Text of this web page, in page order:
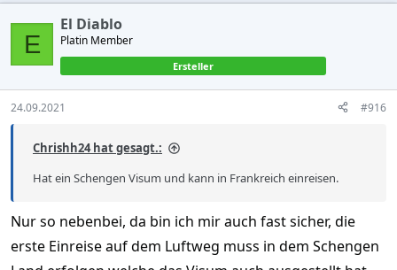
E
El Diablo
Platin Member
Ersteller
24.09.2021 #916
Chrishh24 hat gesagt.:
Hat ein Schengen Visum und kann in Frankreich einreisen.
Nur so nebenbei, da bin ich mir auch fast sicher, die
erste Einreise auf dem Luftweg muss in dem Schengen